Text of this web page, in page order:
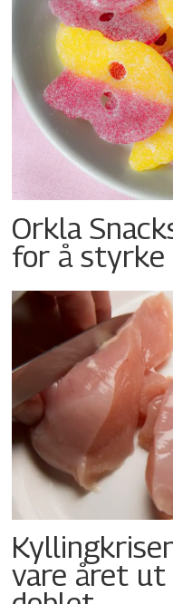
Orkla
for å styrke
vare året ut